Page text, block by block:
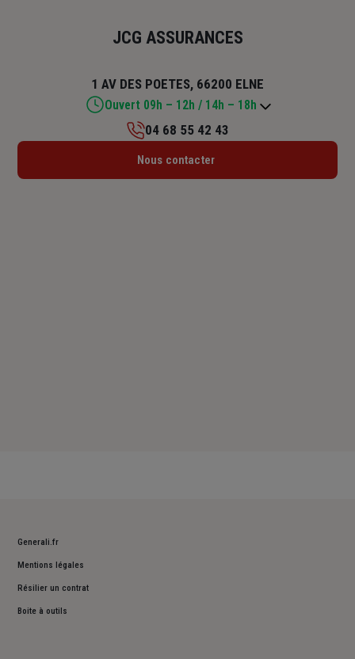
JCG ASSURANCES
1 AV DES POETES, 66200 ELNE
Ouvert 09h – 12h / 14h – 18h
Lundi : 09h – 12h / 14h – 18h
04 68 55 42 43
Nous contacter
Generali.fr
Mentions légales
Résilier un contrat
Boite à outils